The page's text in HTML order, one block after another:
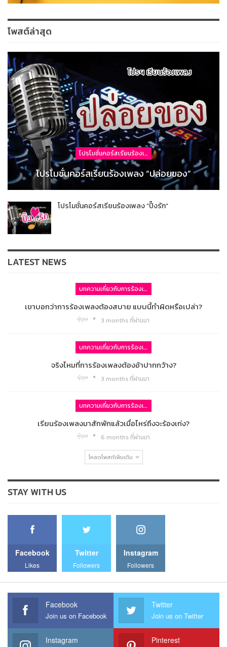
โพสต์ล่าสุด
โปรโมชั่นคอร์สเรียนร้องเพลง
โปรโมชั่นคอร์สเรียนร้องเพลง “ปล่อยของ”
โปรโมชั่นคอร์สเรียนร้องเพลง “ปิ๊งรัก”
LATEST NEWS
บทความเกี่ยวกับการร้องเพลง
เขาบอกว่าการร้องเพลงต้องสบาย แบบนี้ทำผิดหรือเปล่า?
ผู้ดูแล 3 months ที่ผ่านมา
บทความเกี่ยวกับการร้องเพลง
จริงไหมที่การร้องเพลงต้องอ้าปากกว้าง?
ผู้ดูแล 3 months ที่ผ่านมา
บทความเกี่ยวกับการร้องเพลง
เรียนร้องเพลงมาสักพักแล้วเมื่อไหร่ถึงจะร้องเก่ง?
ผู้ดูแล 6 months ที่ผ่านมา
โหลดโพสต์เพิ่มเติม
STAY WITH US
Facebook
Likes
Twitter
Followers
Instagram
Followers
Facebook
Join us on Facebook
Twitter
Join us on Twitter
Instagram Pinterest